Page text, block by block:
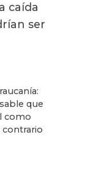
caída
ser
que
como